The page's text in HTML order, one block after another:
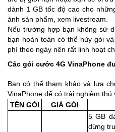
dành 1 GB tốc độ cao cho
ảnh sản phẩm, xem livestream.
Nếu trường hợp bạn không sử
bạn hoàn toàn có thể hủy gói
phí theo ngày nên rất linh hoạt
Các gói cước 4G VinaPhone
Bạn có thể tham khảo và lựa
VinaPhone để có trải nghiệm thú
TÊN GÓI
GIÁ GÓI
5 GB
dừng